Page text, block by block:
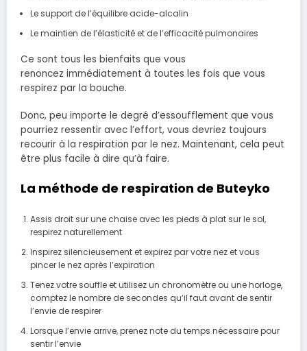
Le support de l’équilibre acide-alcalin
Le maintien de l’élasticité et de l’efficacité pulmonaires
Ce sont tous les bienfaits que vous
renoncez immédiatement à toutes les fois que vous
respirez par la bouche.
Donc, peu importe le degré d’essoufflement que vous
pourriez ressentir avec l’effort, vous devriez toujours
recourir à la respiration par le nez. Maintenant, cela peut
être plus facile à dire qu’à faire.
La méthode de respiration de Buteyko
Assis droit sur une chaise avec les pieds à plat sur le sol,
respirez naturellement
Inspirez silencieusement et expirez par votre nez et vous
pincer le nez après l’expiration
Tenez votre souffle et utilisez un chronomètre ou une horloge,
comptez le nombre de secondes qu’il faut avant de sentir
l’envie de respirer
Lorsque l’envie arrive, prenez note du temps nécessaire pour
sentir l’envie